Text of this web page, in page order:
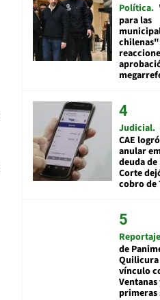
Política
para las
Judicial
CAE
anular
deuda
Corte
cobro de
Reportaje
de
Quilicura
vínculo
Ventanas
primeras